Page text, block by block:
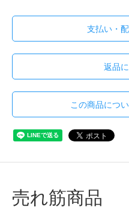
支払い・
返品
この商品につ
売れ筋商品